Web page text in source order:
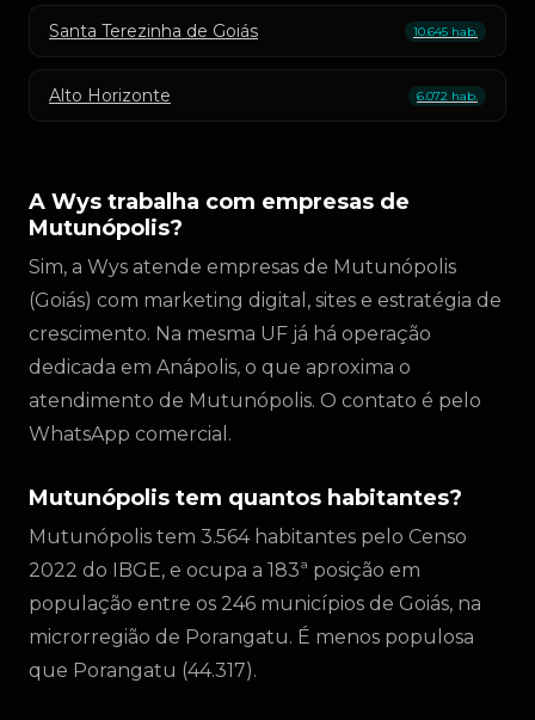
Santa Terezinha de Goiás 10.645 hab.
Alto Horizonte 6.072 hab.
A Wys trabalha com empresas de
Mutunópolis?
Sim, a Wys atende empresas de Mutunópolis
(Goiás) com marketing digital, sites e estratégia de
crescimento. Na mesma UF já há operação
dedicada em Anápolis, o que aproxima o
atendimento de Mutunópolis. O contato é pelo
WhatsApp comercial.
Mutunópolis tem quantos habitantes?
Mutunópolis tem 3.564 habitantes pelo Censo
2022 do IBGE, e ocupa a 183ª posição em
população entre os 246 municípios de Goiás, na
microrregião de Porangatu. É menos populosa
que Porangatu (44.317).